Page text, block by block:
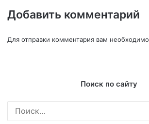
Добавить комментарий
Для отправки комментария вам необходимо
Поиск по сайту